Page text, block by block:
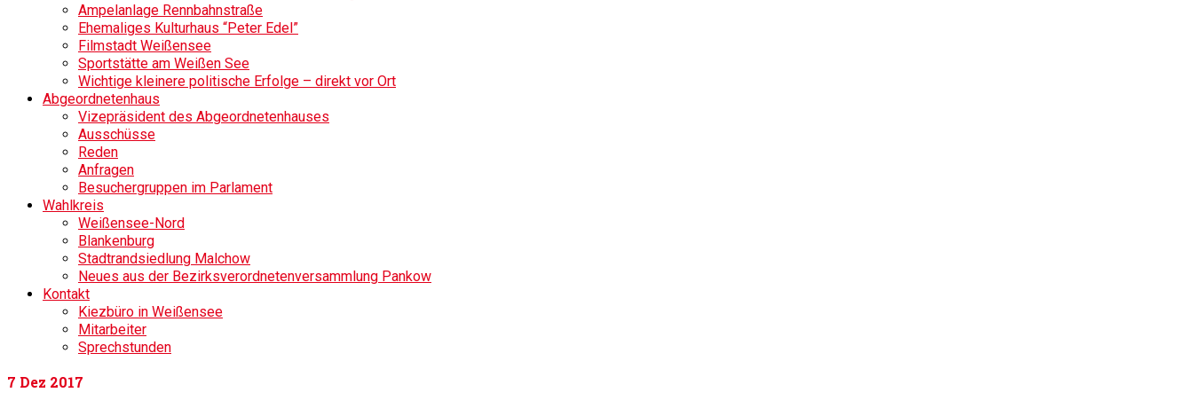
Ampelanlage Rennbahnstraße
Ehemaliges Kulturhaus “Peter Edel”
Filmstadt Weißensee
Sportstätte am Weißen See
Wichtige kleinere politische Erfolge – direkt vor Ort
Abgeordnetenhaus
Vizepräsident des Abgeordnetenhauses
Ausschüsse
Reden
Anfragen
Besuchergruppen im Parlament
Wahlkreis
Weißensee-Nord
Blankenburg
Stadtrandsiedlung Malchow
Neues aus der Bezirksverordnetenversammlung Pankow
Kontakt
Kiezbüro in Weißensee
Mitarbeiter
Sprechstunden
7 Dez 2017